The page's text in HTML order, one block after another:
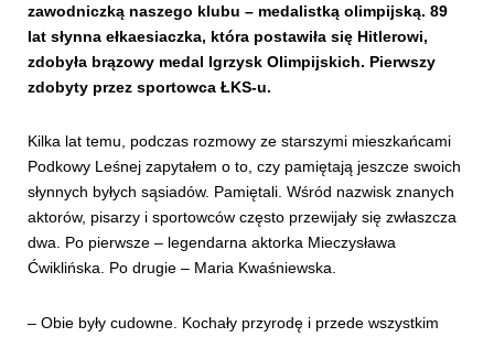
SKLEP KUP BILET
zawodniczką naszego klubu – medalistką olimpijską. 89
lat słynna ełkaesiaczka, która postawiła się Hitlerowi,
zdobyła brązowy medal Igrzysk Olimpijskich. Pierwszy
zdobyty przez sportowca ŁKS-u.
Kilka lat temu, podczas rozmowy ze starszymi mieszkańcami
Podkowy Leśnej zapytałem o to, czy pamiętają jeszcze swoich
słynnych byłych sąsiadów. Pamiętali. Wśród nazwisk znanych
aktorów, pisarzy i sportowców często przewijały się zwłaszcza
dwa. Po pierwsze – legendarna aktorka Mieczysława
Ćwiklińska. Po drugie – Maria Kwaśniewska.
– Obie były cudowne. Kochały przyrodę i przede wszystkim